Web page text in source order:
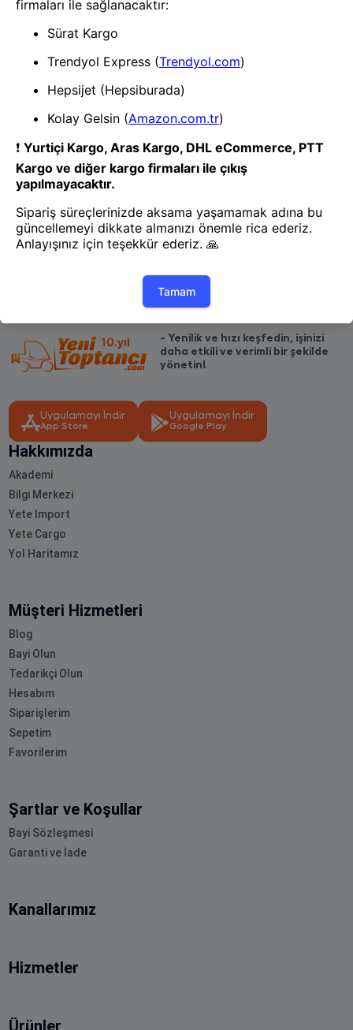
Oto Küllük
Kokusuz Araba Küllük Plastik
Kül Tablası 3 Adet
Kül Tablası 5 Renk 5 Adet
- Yenilik ve hızı keşfedin, işinizi
daha etkili ve verimli bir şekilde
yönetin!
Uygulamayı İndir
App Store
Uygulamayı İndir
Google Play
Hakkımızda
Akademi
Bilgi Merkezi
Yete Import
Yete Cargo
Yol Haritamız
Müşteri Hizmetleri
Blog
Bayi Olun
Tedarikçi Olun
Hesabım
Siparişlerim
Sepetim
Favorilerim
Şartlar ve Koşullar
Bayi Sözleşmesi
Garanti ve İade
Kanallarımız
Hizmetler
Ürünler